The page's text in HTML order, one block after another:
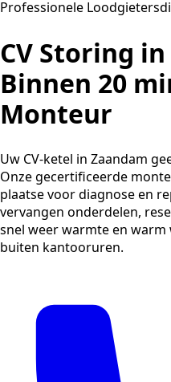
Professionele
CV Storing
Binnen 20
Monteur
Uw CV-ketel in Zaandam
Onze gecertificeerde
plaatse voor diagnose en
vervangen onderdelen,
snel weer warmte en
buiten kantooruren.